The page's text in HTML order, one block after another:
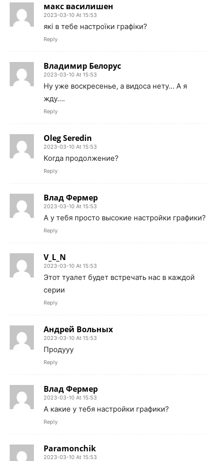
макс василишен
2023-03-10 At 15:53
які в тебе настроїки графіки?
Reply
Владимир Белорус
2023-03-10 At 15:53
Ну уже воскресенье, а видоса нету… А я
жду….
Reply
Oleg Seredin
2023-03-10 At 15:53
Когда продолжение?
Reply
Влад Фермер
2023-03-10 At 15:53
А у тебя просто высокие настройки графики?
Reply
V_L_N
2023-03-10 At 15:53
Этот туалет будет встречать нас в каждой
серии
Reply
Андрей Вольных
2023-03-10 At 15:53
Продууу
Reply
Влад Фермер
2023-03-10 At 15:53
А какие у тебя настройки графики?
Reply
Paramonchik
2023-03-10 At 15:53